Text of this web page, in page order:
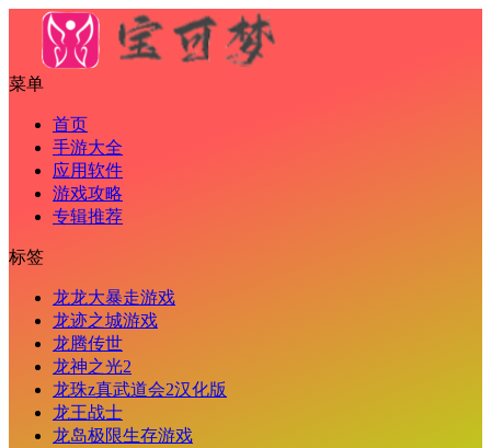
菜单
首页
手游大全
应用软件
游戏攻略
专辑推荐
标签
龙龙大暴走游戏
龙迹之城游戏
龙腾传世
龙神之光2
龙珠z真武道会2汉化版
龙王战士
龙岛极限生存游戏